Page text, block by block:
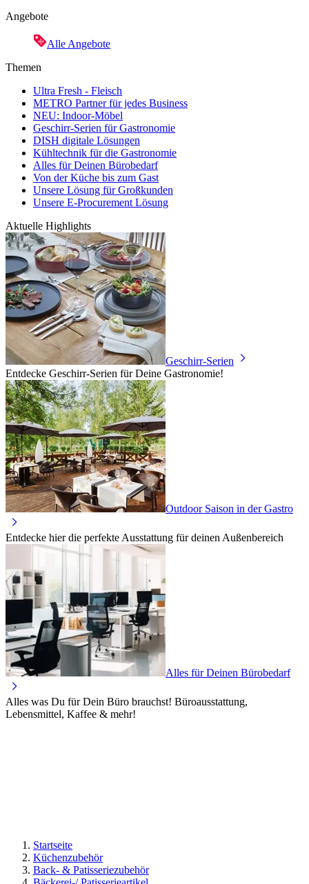
Angebote
Alle Angebote
Themen
Ultra Fresh - Fleisch
METRO Partner für jedes Business
NEU: Indoor-Möbel
Geschirr-Serien für Gastronomie
DISH digitale Lösungen
Kühltechnik für die Gastronomie
Alles für Deinen Bürobedarf
Von der Küche bis zum Gast
Unsere Lösung für Großkunden
Unsere E-Procurement Lösung
Aktuelle Highlights
Geschirr-Serien
Entdecke Geschirr-Serien für Deine Gastronomie!
Outdoor Saison in der Gastro
Entdecke hier die perfekte Ausstattung für deinen Außenbereich
Alles für Deinen Bürobedarf
Alles was Du für Dein Büro brauchst! Büroausstattung,
Lebensmittel, Kaffee & mehr!
Startseite
Küchenzubehör
Back- & Patisseriezubehör